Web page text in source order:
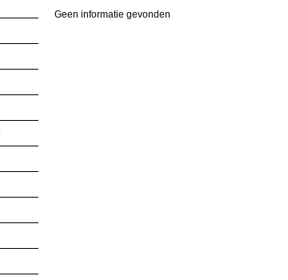
Geen informatie gevonden